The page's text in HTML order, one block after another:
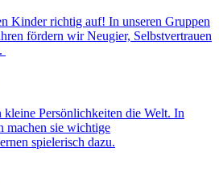
Kinder richtig auf! In unseren Gruppen
fördern wir Neugier, Selbstvertrauen
kleine Persönlichkeiten die Welt. In
machen sie wichtige
spielerisch dazu.